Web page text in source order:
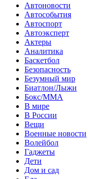
Автоновости
Автособытия
Автоспорт
Автоэксперт
Актеры
Аналитика
Баскетбол
Безопасность
Безумный мир
Биатлон/Лыжи
Бокс/MMA
В мире
В России
Вещи
Военные новости
Волейбол
Гаджеты
Дети
Дом и сад